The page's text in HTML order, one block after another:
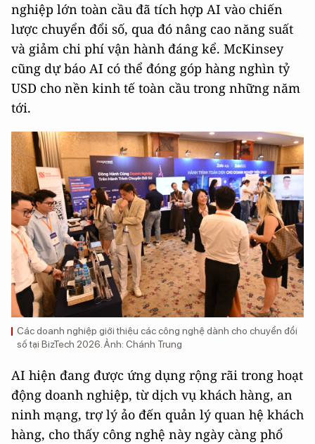
nghiệp lớn toàn cầu đã tích hợp AI vào chiến
lược chuyển đổi số, qua đó nâng cao năng suất
và giảm chi phí vận hành đáng kể. McKinsey
cũng dự báo AI có thể đóng góp hàng nghìn tỷ
USD cho nền kinh tế toàn cầu trong những năm
tới.
Các doanh nghiệp giới thiệu các công nghệ dành cho chuyển đổi
số tại BizTech 2026. Ảnh: Chánh Trung
AI hiện đang được ứng dụng rộng rãi trong hoạt
động doanh nghiệp, từ dịch vụ khách hàng, an
ninh mạng, trợ lý ảo đến quản lý quan hệ khách
hàng, cho thấy công nghệ này ngày càng phổ